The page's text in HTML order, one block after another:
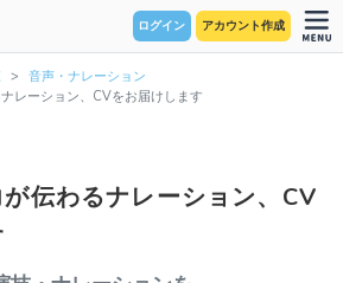
ログイン アカウント作成
音声・ナレーション
レーション、CVをお届けします
伝わるナレーション、CV